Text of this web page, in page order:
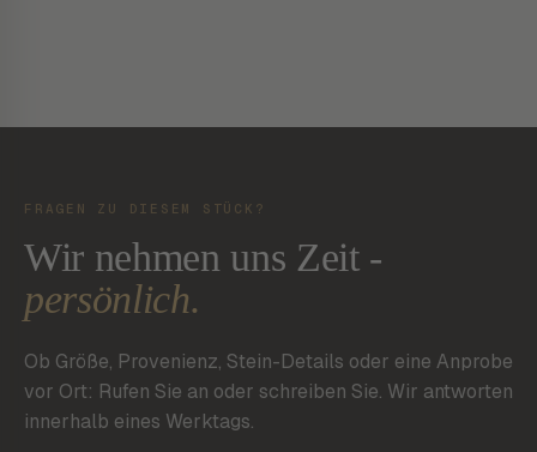
FRAGEN ZU DIESEM STÜCK?
Wir nehmen uns Zeit -
persönlich.
Ob Größe, Provenienz, Stein-Details oder eine Anprobe
vor Ort: Rufen Sie an oder schreiben Sie. Wir antworten
innerhalb eines Werktags.